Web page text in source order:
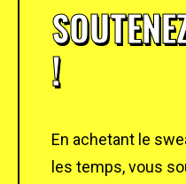
!
En achetant le
les temps, vous